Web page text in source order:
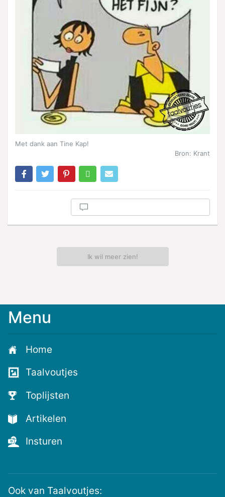
Met dank aan Tine Kap!
Bron: Krant
Ik wil meer zien!
Meld
voor
de
nieuwste
voutjes
en
de
voutste
nieuwtjes!
Menu
Home
Taalvoutjes
Toplijsten
Artikelen
Insturen
Ook van Taalvoutjes: